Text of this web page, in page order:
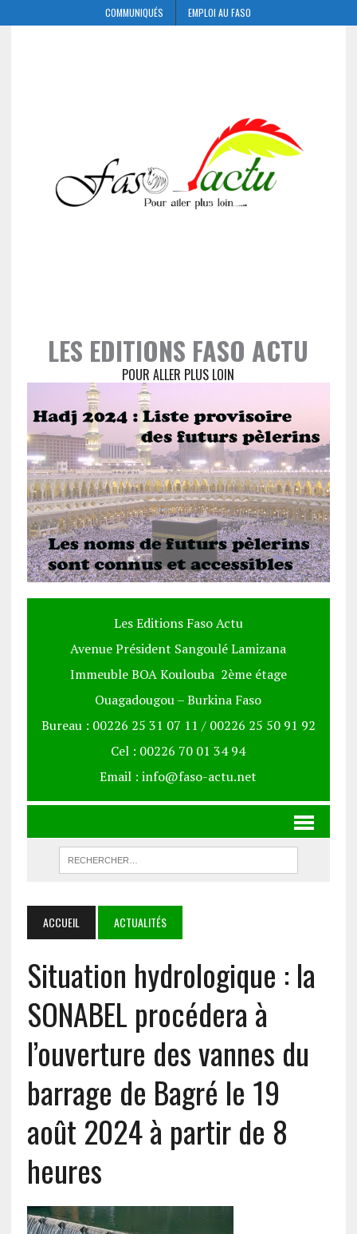
COMMUNIQUÉS EMPLOI AU FASO
LES EDITIONS FASO ACTU
POUR ALLER PLUS LOIN
Les Editions Faso Actu
Avenue Président Sangoulé Lamizana
Immeuble BOA Koulouba 2ème étage
Ouagadougou – Burkina Faso
Bureau : 00226 25 31 07 11 / 00226 25 50 91 92
Cel : 00226 70 01 34 94
Email : info@faso-actu.net
ACCUEIL ACTUALITÉS
Situation hydrologique : la
SONABEL procédera à
l’ouverture des vannes du
barrage de Bagré le 19
août 2024 à partir de 8
heures